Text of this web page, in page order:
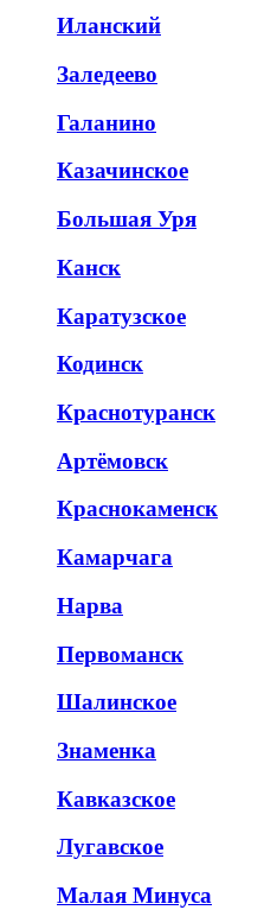
Иланский
Заледеево
Галанино
Казачинское
Большая Уря
Канск
Каратузское
Кодинск
Краснотуранск
Артёмовск
Краснокаменск
Камарчага
Нарва
Первоманск
Шалинское
Знаменка
Кавказское
Лугавское
Малая Минуса